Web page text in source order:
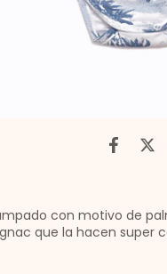
con motivo de
que la hacen super